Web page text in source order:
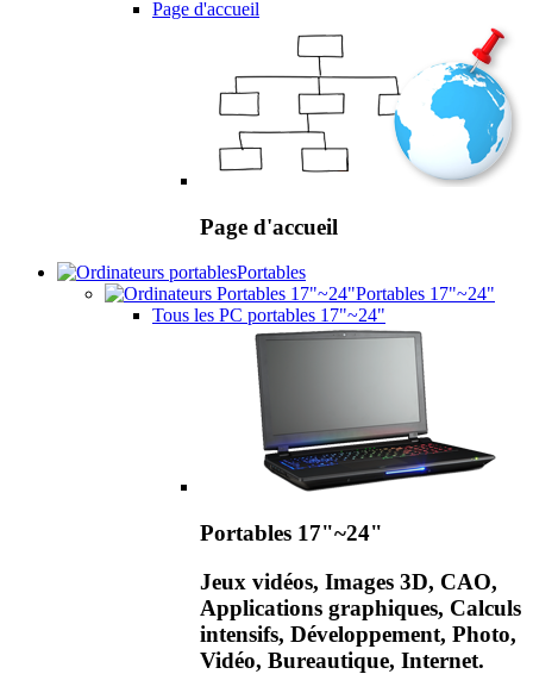
Page d'accueil
Page d'accueil
Portables
Portables 17"~24"
Tous les PC portables 17"~24"
Portables 17"~24"
Jeux vidéos, Images 3D, CAO,
Applications graphiques, Calculs
intensifs, Développement, Photo,
Vidéo, Bureautique, Internet.